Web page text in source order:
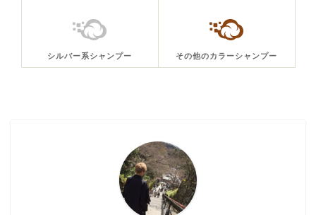
シルバー系シャンプー その他のカラーシャンプー